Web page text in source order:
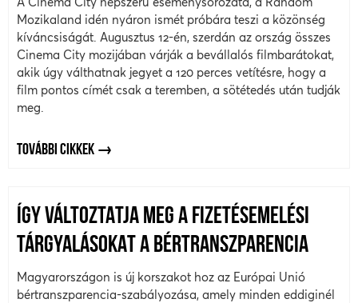
Mozikaland idén nyáron ismét próbára teszi a közönség
kíváncsiságát. Augusztus 12-én, szerdán az ország összes
Cinema City mozijában várják a bevállalós filmbarátokat,
akik úgy válthatnak jegyet a 120 perces vetítésre, hogy a
film pontos címét csak a teremben, a sötétedés után tudják
meg.
TOVÁBBI CIKKEK
ÍGY VÁLTOZTATJA MEG A FIZETÉSEMELÉSI
TÁRGYALÁSOKAT A BÉRTRANSZPARENCIA
Magyarországon is új korszakot hoz az Európai Unió
bértranszparencia-szabályozása, amely minden eddiginél